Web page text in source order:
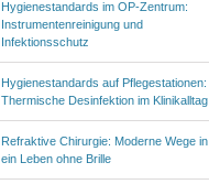
Hygienestandards im OP-Zentrum:
Instrumentenreinigung und
Infektionsschutz
Hygienestandards auf Pflegestationen:
Thermische Desinfektion im Klinikalltag
Refraktive Chirurgie: Moderne Wege in
ein Leben ohne Brille